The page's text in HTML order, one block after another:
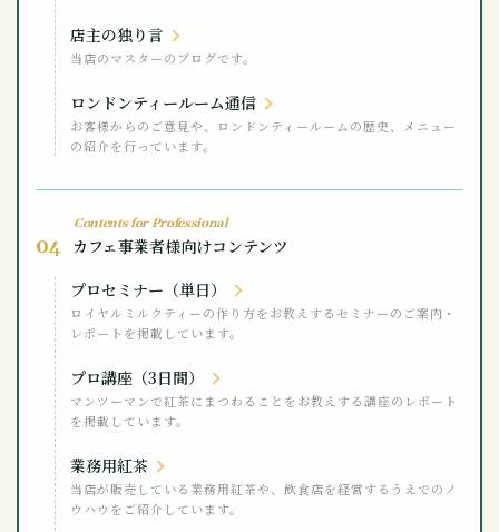
店主の独り言
当店のマスターのブログです。
ロンドンティールーム通信
お客様からのご意見や、ロンドンティールームの歴史、メニュー
の紹介を行っています。
Contents for Professional
04 カフェ事業者様向けコンテンツ
プロセミナー（単日）
ロイヤルミルクティーの作り方をお教えするセミナーのご案内・
レポートを掲載しています。
プロ講座（3日間）
マンツーマンで紅茶にまつわることをお教えする講座のレポート
を掲載しています。
業務用紅茶
当店が販売している業務用紅茶や、飲食店を経営するうえでのノ
ウハウをご紹介しています。